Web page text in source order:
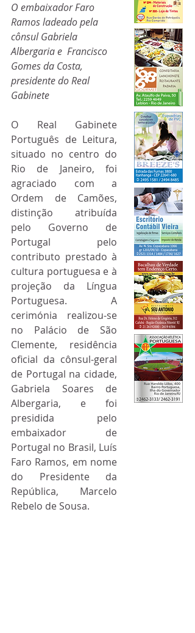
O embaixador Faro
Ramos ladeado pela
cônsul Gabriela
Albergaria e  Francisco
Gomes da Costa,
presidente do Real
Gabinete
O Real Gabinete
Português de Leitura,
situado no centro do
Rio de Janeiro, foi
agraciado com a
Ordem de Camões,
distinção atribuída
pelo Governo de
Portugal pelo
contributo prestado à
cultura portuguesa e à
projeção da Língua
Portuguesa. A
cerimónia realizou-se
no Palácio de São
Clemente, residência
oficial da cônsul-geral
de Portugal na cidade,
Gabriela Soares de
Albergaria, e foi
presidida pelo
embaixador de
Portugal no Brasil, Luís
Faro Ramos, em nome
do Presidente da
República, Marcelo
Rebelo de Sousa.